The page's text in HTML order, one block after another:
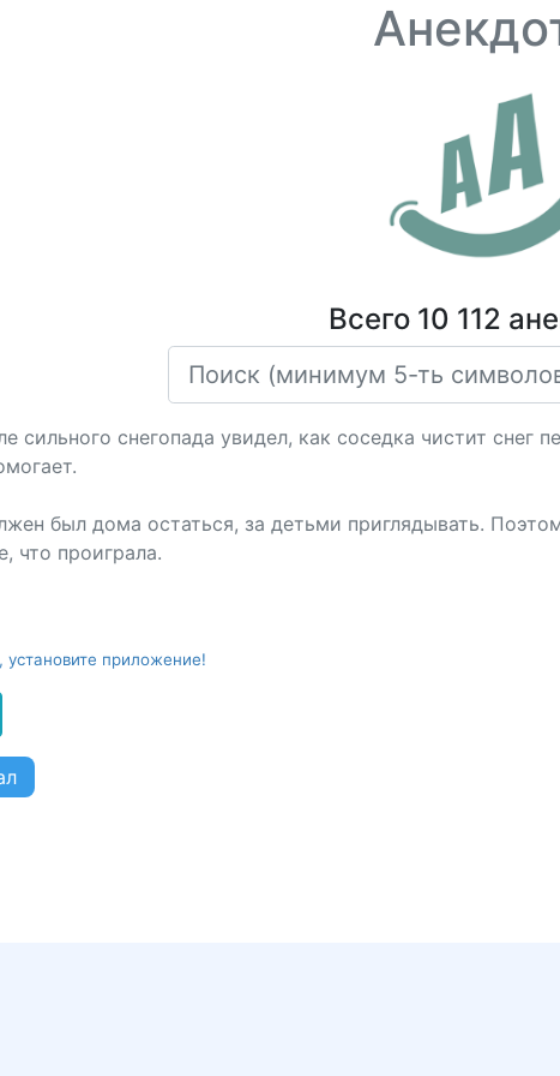
Всего 10 112
сильного снегопада увидел, как соседка чистит
был дома остаться, за детьми приглядывать.
что проиграла.
установите приложение!